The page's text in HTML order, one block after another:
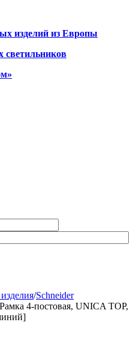
изделий из Европы
светильников
/Schneider
Рамка 4-постовая, UNICA TOP,